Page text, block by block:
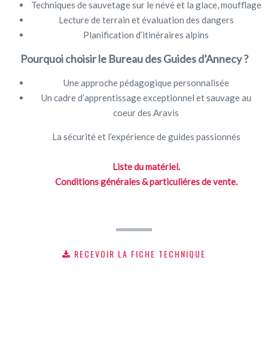
Techniques de sauvetage sur le névé et la glace, moufflage
Lecture de terrain et évaluation des dangers
Planification d’itinéraires alpins
Pourquoi choisir le Bureau des Guides d’Annecy ?
Une approche pédagogique personnalisée
Un cadre d’apprentissage exceptionnel et sauvage au
coeur des Aravis
La sécurité et l’expérience de guides passionnés
Liste du matériel.
Conditions générales & particuliéres de vente.
RECEVOIR LA FICHE TECHNIQUE